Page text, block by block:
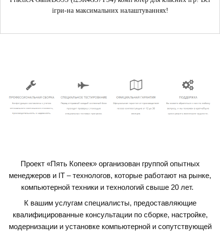
ігри-на максимальних налаштуваннях!
Проект «Пять Копеек» организован группой опытных
менеджеров и IT – технологов, которые работают на рынке,
компьютерной техники и технологий свыше 20 лет.
К вашим услугам специалисты, предоставляющие
квалифицированные консультации по сборке, настройке,
модернизации и установке компьютерной и сопутствующей